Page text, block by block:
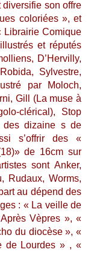
son offre
coloriées », et
Librairie Comique
et réputés
D’Hervilly,
Sylvestre,
par Moloch,
Gill (La muse à
clérical), Stop
des dizaine s de
s’offrir des «
de 16cm sur
sont Anker,
Rudaux, Worms,
au dépend des
: « La veille de
Vèpres », «
du diocèse », «
de Lourdes » , «